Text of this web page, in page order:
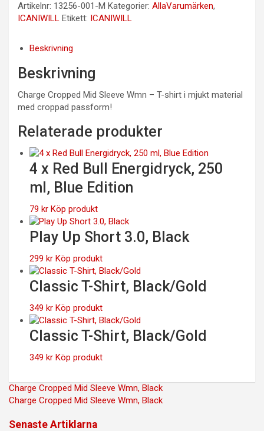
Artikelnr: 13256-001-M Kategorier: AllaVarumärken,
ICANIWILL Etikett: ICANIWILL
Beskrivning
Beskrivning
Charge Cropped Mid Sleeve Wmn – T-shirt i mjukt material
med croppad passform!
Relaterade produkter
4 x Red Bull Energidryck, 250
ml, Blue Edition
79 kr Köp produkt
Play Up Short 3.0, Black
299 kr Köp produkt
Classic T-Shirt, Black/Gold
349 kr Köp produkt
Classic T-Shirt, Black/Gold
349 kr Köp produkt
Inläggsnavigering
Charge Cropped Mid Sleeve Wmn, Black
Charge Cropped Mid Sleeve Wmn, Black
Senaste Artiklarna